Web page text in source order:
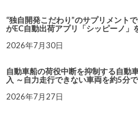
“独自開発こだわり”のサプリメント
がEC自動出荷アプリ「シッピーノ」
2026年7月30日
自動車船の荷役中断を抑制する自動
入 ～自力走行できない車両を約5分
2026年7月27日